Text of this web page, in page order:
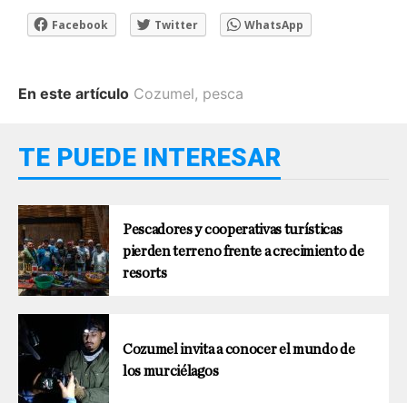
Facebook Twitter WhatsApp
En este artículo Cozumel, pesca
TE PUEDE INTERESAR
Pescadores y cooperativas turísticas
pierden terreno frente a crecimiento de
resorts
Cozumel invita a conocer el mundo de
los murciélagos